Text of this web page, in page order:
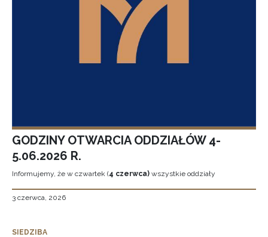
GODZINY OTWARCIA ODDZIAŁÓW 4-
5.06.2026 R.
Informujemy, że w czwartek (4 czerwca) wszystkie oddziały
3 czerwca, 2026
SIEDZIBA